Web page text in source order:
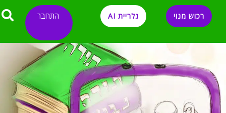
רכוש מנוי גלריית AI התחבר